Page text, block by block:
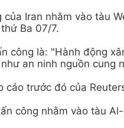
Iran nhằm vào tàu
Ba 07/7.
công là: "Hành động
an ninh nguồn cung
cáo trước đó của
công nhằm vào tàu